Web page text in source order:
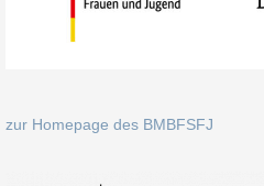
zur Homepage des BMBFSFJ